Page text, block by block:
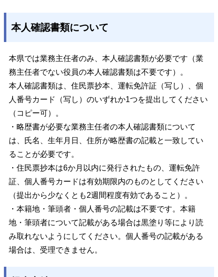
本人確認書類について
本県では業務主任者のみ、本人確認書類が必要です（業
務主任者でない役員の本人確認書類は不要です）。
本人確認書類は、住民票抄本、運転免許証（写し）、個
人番号カード（写し）のいずれか1つを提出してください
（コピー可）。
・略歴書が必要な業務主任者の本人確認書類について
は、氏名、生年月日、住所が略歴書の記載と一致してい
ることが必要です。
・住民票抄本は6か月以内に発行されたもの、運転免許
証、個人番号カードは有効期限内のものとしてください
（提出から少なくとも2週間程度有効であること）。
・本籍地・筆頭者・個人番号の記載は不要です。本籍
地・筆頭者について記載がある場合は黒塗り等により読
み取れないようにしてください。 個人番号の記載がある
場合は、受理できません。